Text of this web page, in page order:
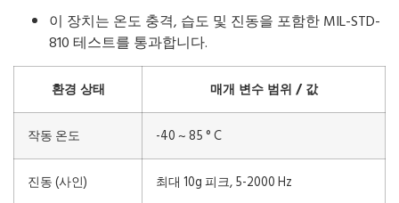
이 장치는 온도 충격, 습도 및 진동을 포함한 MIL-STD-
810 테스트를 통과합니다.
환경 상태 매개 변수 범위 / 값
작동 온도 -40 ~ 85 ° C
진동 (사인) 최대 10g 피크, 5-2000 Hz